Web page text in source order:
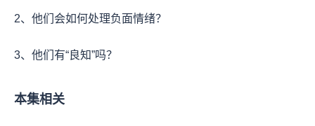
2、他们会如何处理负面情绪？
3、他们有“良知”吗？
本集相关